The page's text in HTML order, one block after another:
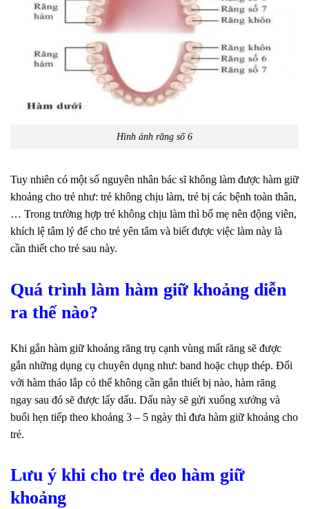
Hình ảnh răng số 6
Tuy nhiên có một số nguyên nhân bác sĩ không làm được hàm giữ
khoảng cho trẻ như: trẻ không chịu làm, trẻ bị các bệnh toàn thân,
… Trong trường hợp trẻ không chịu làm thì bố mẹ nên động viên,
khích lệ tâm lý để cho trẻ yên tâm và biết được việc làm này là
cần thiết cho trẻ sau này.
Quá trình làm hàm giữ khoảng diễn
ra thế nào?
Khi gắn hàm giữ khoảng răng trụ cạnh vùng mất răng sẽ được
gắn những dụng cụ chuyên dụng như: band hoặc chụp thép. Đối
với hàm tháo lắp có thể không cần gắn thiết bị nào, hàm răng
ngay sau đó sẽ được lấy dấu. Dấu này sẽ gửi xuống xưởng và
buổi hẹn tiếp theo khoảng 3 – 5 ngày thì đưa hàm giữ khoảng cho
trẻ.
Lưu ý khi cho trẻ đeo hàm giữ
khoảng